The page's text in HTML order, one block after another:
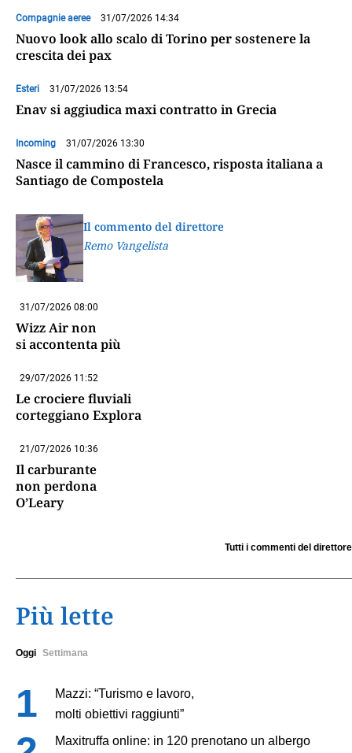
Compagnie aeree 31/07/2026 14:34
Nuovo look allo scalo di Torino per sostenere la
crescita dei pax
Esteri 31/07/2026 13:54
Enav si aggiudica maxi contratto in Grecia
Incoming 31/07/2026 13:30
Nasce il cammino di Francesco, risposta italiana a
Santiago de Compostela
Il commento del direttore
Remo Vangelista
31/07/2026 08:00
Wizz Air non
si accontenta più
29/07/2026 11:52
Le crociere fluviali
corteggiano Explora
21/07/2026 10:36
Il carburante
non perdona
O’Leary
Tutti i commenti del direttore
Più lette
Oggi Settimana
Mazzi: “Turismo e lavoro,
molti obiettivi raggiunti”
Maxitruffa online: in 120 prenotano un albergo